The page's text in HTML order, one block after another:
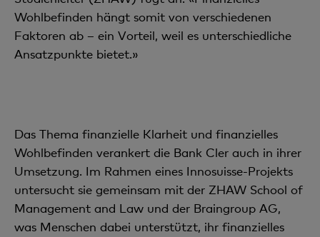
Wohlbefinden hängt somit von verschiedenen
Faktoren ab – ein Vorteil, weil es unterschiedliche
Ansatzpunkte bietet.»
Das Thema finanzielle Klarheit und finanzielles
Wohlbefinden verankert die Bank Cler auch in ihrer
Umsetzung. Im Rahmen eines Innosuisse-Projekts
untersucht sie gemeinsam mit der ZHAW School of
Management and Law und der Braingroup AG,
was Menschen dabei unterstützt, ihr finanzielles